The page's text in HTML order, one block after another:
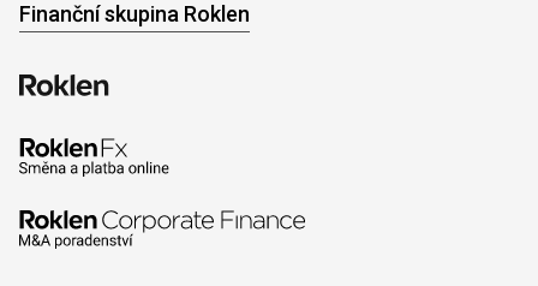
Finanční skupina Roklen